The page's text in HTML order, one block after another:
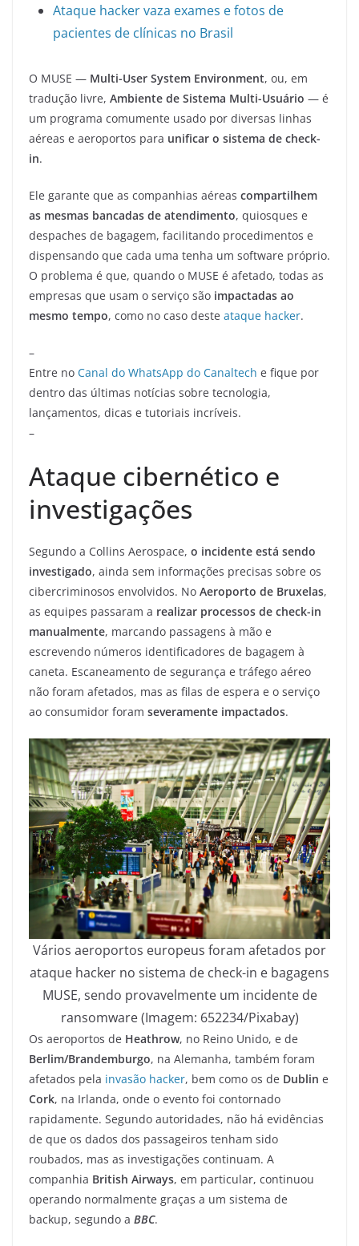
Ataque hacker vaza exames e fotos de
pacientes de clínicas no Brasil
O MUSE — Multi-User System Environment, ou, em
tradução livre, Ambiente de Sistema Multi-Usuário — é
um programa comumente usado por diversas linhas
aéreas e aeroportos para unificar o sistema de check-
in.
Ele garante que as companhias aéreas compartilhem
as mesmas bancadas de atendimento, quiosques e
despaches de bagagem, facilitando procedimentos e
dispensando que cada uma tenha um software próprio.
O problema é que, quando o MUSE é afetado, todas as
empresas que usam o serviço são impactadas ao
mesmo tempo, como no caso deste ataque hacker.
–
Entre no Canal do WhatsApp do Canaltech e fique por
dentro das últimas notícias sobre tecnologia,
lançamentos, dicas e tutoriais incríveis.
–
Ataque cibernético e
investigações
Segundo a Collins Aerospace, o incidente está sendo
investigado, ainda sem informações precisas sobre os
cibercriminosos envolvidos. No Aeroporto de Bruxelas,
as equipes passaram a realizar processos de check-in
manualmente, marcando passagens à mão e
escrevendo números identificadores de bagagem à
caneta. Escaneamento de segurança e tráfego aéreo
não foram afetados, mas as filas de espera e o serviço
ao consumidor foram severamente impactados.
Vários aeroportos europeus foram afetados por
ataque hacker no sistema de check-in e bagagens
MUSE, sendo provavelmente um incidente de
ransomware (Imagem: 652234/Pixabay)
Os aeroportos de Heathrow, no Reino Unido, e de
Berlim/Brandemburgo, na Alemanha, também foram
afetados pela invasão hacker, bem como os de Dublin e
Cork, na Irlanda, onde o evento foi contornado
rapidamente. Segundo autoridades, não há evidências
de que os dados dos passageiros tenham sido
roubados, mas as investigações continuam. A
companhia British Airways, em particular, continuou
operando normalmente graças a um sistema de
backup, segundo a BBC.